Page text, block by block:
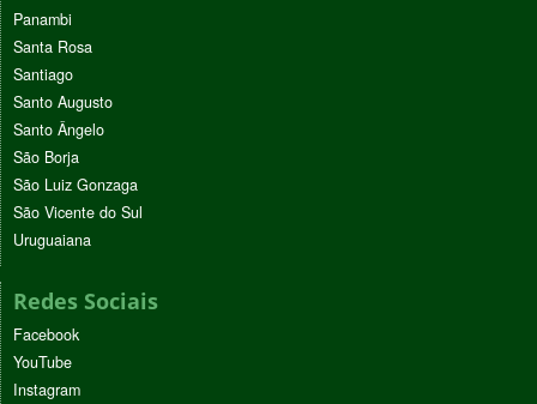
Panambi
Santa Rosa
Santiago
Santo Augusto
Santo Ângelo
São Borja
São Luiz Gonzaga
São Vicente do Sul
Uruguaiana
Redes Sociais
Facebook
YouTube
Instagram